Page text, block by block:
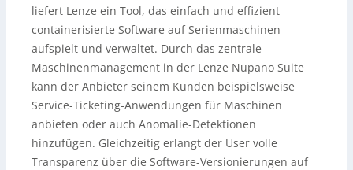
liefert Lenze ein Tool, das einfach und effizient
containerisierte Software auf Serienmaschinen
aufspielt und verwaltet. Durch das zentrale
Maschinenmanagement in der Lenze Nupano Suite
kann der Anbieter seinem Kunden beispielsweise
Service-Ticketing-Anwendungen für Maschinen
anbieten oder auch Anomalie-Detektionen
hinzufügen. Gleichzeitig erlangt der User volle
Transparenz über die Software-Versionierungen auf